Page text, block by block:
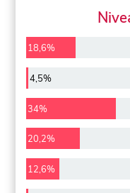
18,6%
4,5%
34%
20,2%
12,6%